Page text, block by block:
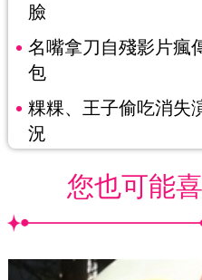
臉
名嘴拿刀自殘影片
包
粿粿、王子偷吃消
況
您也可能